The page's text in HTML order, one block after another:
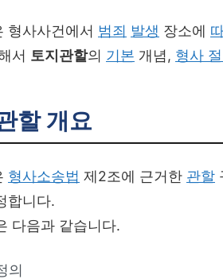
형사사건에서 범죄 발생 장소에
서 토지관할의 기본 개념, 형사
할개요
형사소송법 제2조에 근거한 관할
합니다.
다음과 같습니다.
의